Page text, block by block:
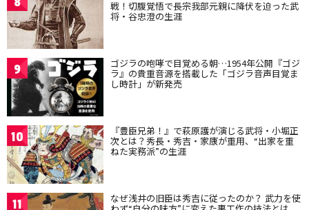
戦！切腹覚悟で長宗我部元親に降伏を迫った武
将・谷忠澄の生涯
9 ゴジラの咆哮で目覚める朝…1954年公開『ゴジ
ラ』の貴重音源を搭載した「ゴジラ音声目覚ま
し時計」が新発売
10 『豊臣兄弟！』で萩原護が演じる武将・小堀正
次とは？秀長・秀吉・家康が重用、“出家を重
ねた実務派”の生涯
11 なぜ浅井の旧臣は秀吉に従ったのか？ 武力を使